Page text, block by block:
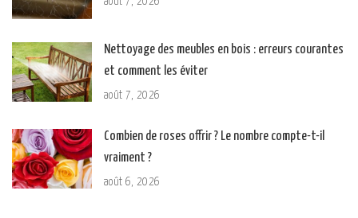
Nettoyage des meubles en bois : erreurs courantes
et comment les éviter
août 7, 2026
Combien de roses offrir ? Le nombre compte-t-il
vraiment ?
août 6, 2026